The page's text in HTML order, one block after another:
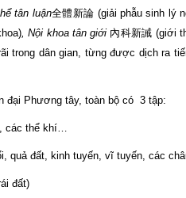
tân luận全體新論 (giải phẫu sinh lý
, Nội khoa tân giới 內科新誡 (giới
trong dân gian, từng được dịch ra
đại Phương tây, toàn bộ có 3 tập:
các thể khí…
đất, kinh tuyến, vĩ tuyến, các
đất)